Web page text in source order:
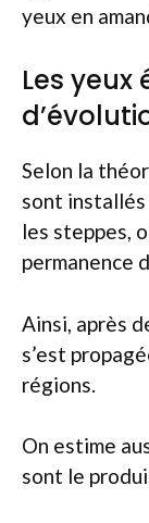
yeux en
Les
Selon la
sont
les steppes,
permanence
Ainsi, après
s’est
régions.
On estime
sont le